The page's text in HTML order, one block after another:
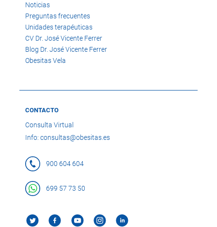
Noticias
Preguntas frecuentes
Unidades terapéuticas
CV Dr. José Vicente Ferrer
Blog Dr. José Vicente Ferrer
Obesitas Vela
CONTACTO
Consulta Virtual
Info: consultas@obesitas.es
900 604 604
699 57 73 50